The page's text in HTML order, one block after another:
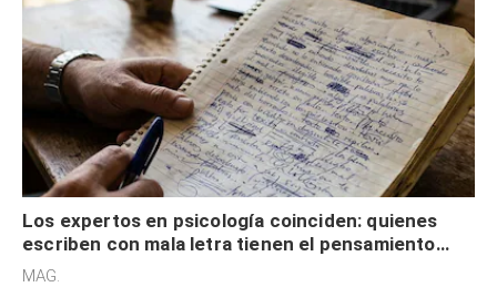
Los expertos en psicología coinciden: quienes
escriben con mala letra tienen el pensamiento
acelerado y no lo hacen por desinterés
MAG.